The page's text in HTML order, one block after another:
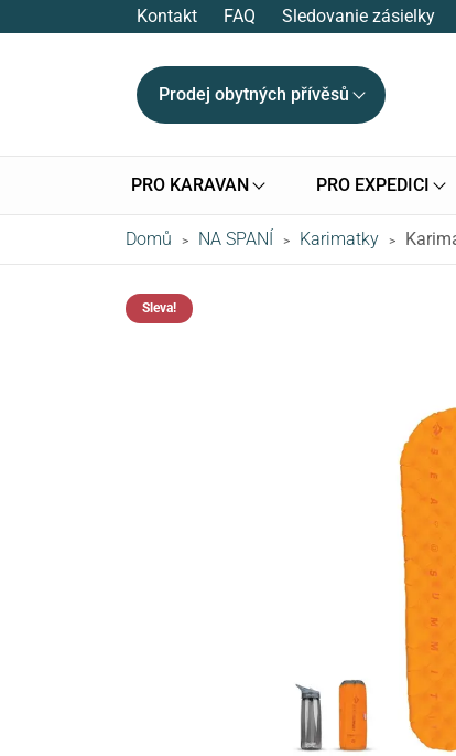
Kontakt FAQ Sledovanie zásielky
Prodej obytných přívěsů
PRO KARAVAN PRO EXPEDICI
Domů > NA SPANÍ > Karimatky >
Sleva!